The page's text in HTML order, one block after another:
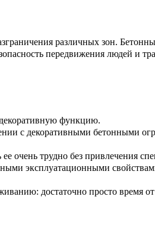
различных зон.
передвижения людей и
функцию.
с декоративными бетонными
очень трудно без привлечения
эксплуатационными
достаточно просто время